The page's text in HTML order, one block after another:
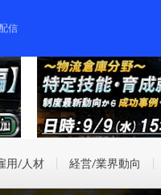
信
用/人材 経営/業界動向